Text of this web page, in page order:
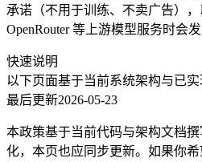
承诺（不用于训练、不卖广告），
OpenRouter 等上游模型服务时会发
快速说明
以下页面基于当前系统架构与已实
最后更新2026-05-23
本政策基于当前代码与架构文档
化，本页也应同步更新。如果你